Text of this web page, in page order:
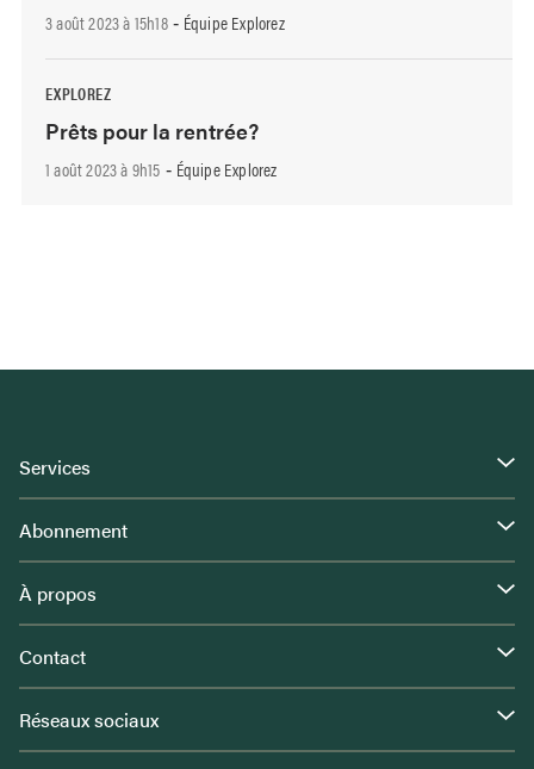
3 août 2023 à 15h18- Équipe Explorez
EXPLOREZ
Prêts pour la rentrée?
1 août 2023 à 9h15 - Équipe Explorez
Services
Abonnement
À propos
Contact
Réseaux sociaux